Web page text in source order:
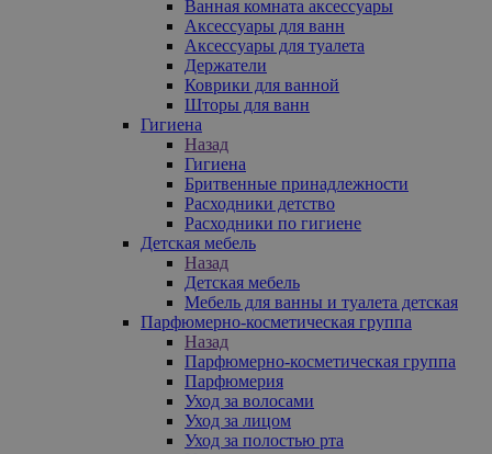
Ванная комната аксессуары
Аксессуары для ванн
Аксессуары для туалета
Держатели
Коврики для ванной
Шторы для ванн
Гигиена
Назад
Гигиена
Бритвенные принадлежности
Расходники детство
Расходники по гигиене
Детская мебель
Назад
Детская мебель
Мебель для ванны и туалета детская
Парфюмерно-косметическая группа
Назад
Парфюмерно-косметическая группа
Парфюмерия
Уход за волосами
Уход за лицом
Уход за полостью рта